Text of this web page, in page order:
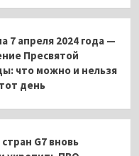
7 апреля 2024 года —
Пресвятой
что можно и нельзя
день
G7 вновь